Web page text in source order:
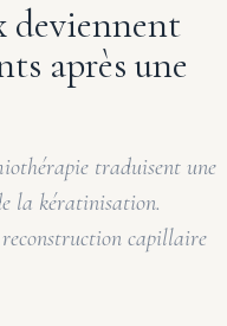
deviennent
après une
traduisent une
la kératinisation.
capillaire